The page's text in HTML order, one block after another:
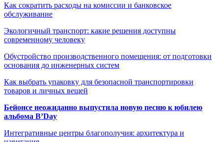
Как сократить расходы на комиссии и банковское
обслуживание
Экологичный транспорт: какие решения доступны
современному человеку
Обустройство производственного помещения: от подготовки
основания до инженерных систем
Как выбрать упаковку для безопасной транспортировки
товаров и личных вещей
Бейонсе неожиданно выпустила новую песню к юбилею
альбома B’Day
Интегративные центры благополучия: архитектура и